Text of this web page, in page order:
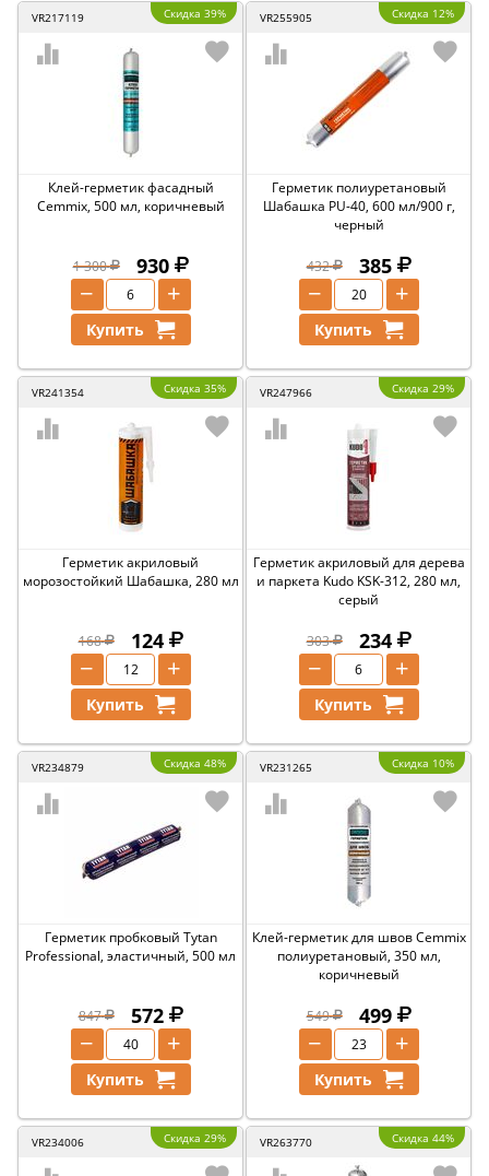
VR217119 Скидка 39%
Клей-герметик фасадный
Cemmix, 500 мл, коричневый
1 300 930
+
−
Купить
VR255905 Скидка 12%
Герметик полиуретановый
Шабашка PU-40, 600 мл/900 г,
черный
432 385
+
−
Купить
VR241354 Скидка 35%
Герметик акриловый
морозостойкий Шабашка, 280 мл
168 124
+
−
Купить
VR247966 Скидка 29%
Герметик акриловый для дерева
и паркета Kudo KSK-312, 280 мл,
серый
303 234
+
−
Купить
VR234879 Скидка 48%
Герметик пробковый Tytan
Professional, эластичный, 500 мл
847 572
+
−
Купить
VR231265 Скидка 10%
Клей-герметик для швов Cemmix
полиуретановый, 350 мл,
коричневый
549 499
+
−
Купить
VR234006 Скидка 29% VR263770 Скидка 44%